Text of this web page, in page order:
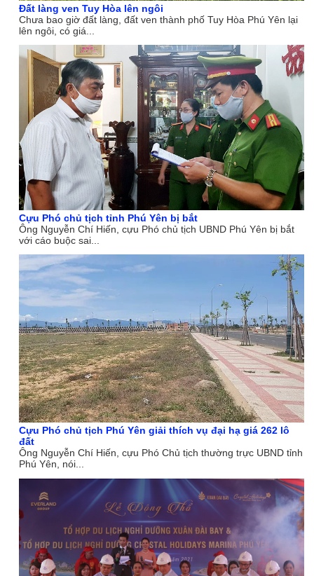
Đất làng ven Tuy Hòa lên ngôi
Chưa bao giờ đất làng, đất ven thành phố Tuy Hòa Phú Yên lại
lên ngôi, có giá...
Cựu Phó chủ tịch tỉnh Phú Yên bị bắt
Ông Nguyễn Chí Hiến, cựu Phó chủ tịch UBND Phú Yên bị bắt
với cáo buộc sai...
Cựu Phó chủ tịch Phú Yên giải thích vụ đại hạ giá 262 lô
đất
Ông Nguyễn Chí Hiến, cựu Phó Chủ tịch thường trực UBND tỉnh
Phú Yên, nói...